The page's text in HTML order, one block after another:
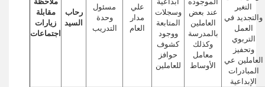
التغير
والتجديد في
العمل
التربوي
وتحفيز
العاملين عي
المبادرات
الإبداعية
عند بعض
العاملين
بالمدرسة
وكذلك
معامل
الأوساط
وسجلات
المتابعة
ووجود
كشوف
حوافز
للعاملين
علي
مدار
العام
مسئول
وحدة
التدريب
رحاب
السيد
مقابلة
زيارات
اجتماعات